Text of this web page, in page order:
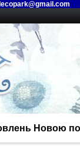
Новою